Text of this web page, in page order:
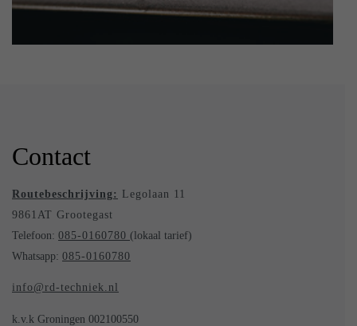
Contact
Routebeschrijving: Legolaan 11
9861AT Grootegast
Telefoon: 085-0160780 (lokaal tarief)
Whatsapp: 085-0160780
info@rd-techniek.nl
k.v.k Groningen 002100550